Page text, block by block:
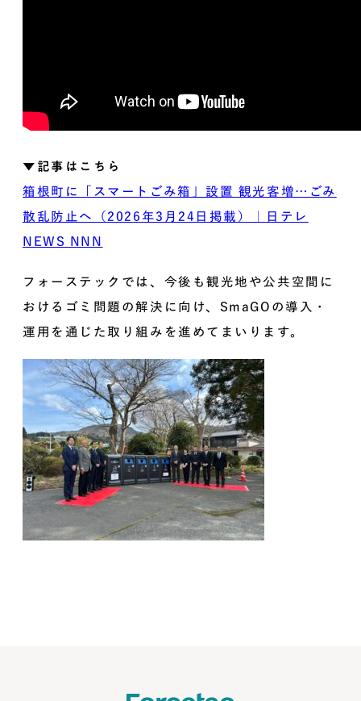
▼記事はこちら
箱根町に「スマートごみ箱」設置 観光客増…ごみ
散乱防止へ（2026年3月24日掲載）｜日テレ
NEWS NNN
フォーステックでは、今後も観光地や公共空間に
おけるゴミ問題の解決に向け、SmaGOの導入・
運用を通じた取り組みを進めてまいります。